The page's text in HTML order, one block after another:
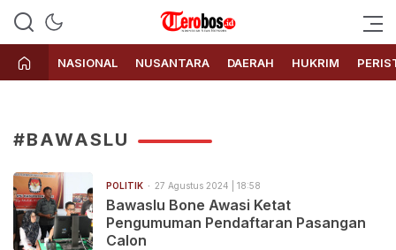
Terobos.id – Kabar terkini dari
Indonesia
Media siber yang menyajikan
berita terbaru dan kabar terkini
dari Indonesia untuk dunia
NASIONAL NUSANTARA DAERAH HUKRIM
#BAWASLU
POLITIK 27 Agustus 2024 | 18:58
Bawaslu Bone Awasi Ketat
Pengumuman Pendaftaran Pasangan
Calon